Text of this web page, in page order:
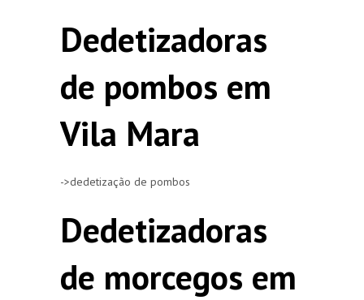
Dedetizadoras
de pombos em
Vila Mara
->dedetização de pombos
Dedetizadoras
de morcegos em